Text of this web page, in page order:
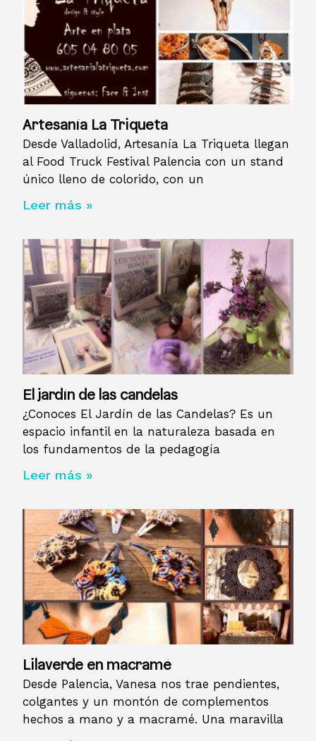
Artesanía La Triqueta
Desde Valladolid, Artesanía La Triqueta llegan
al Food Truck Festival Palencia con un stand
único lleno de colorido, con un
Leer más »
El jardín de las candelas
¿Conoces El Jardín de las Candelas? Es un
espacio infantil en la naturaleza basada en
los fundamentos de la pedagogía
Leer más »
Lilaverde en macramé
Desde Palencia, Vanesa nos trae pendientes,
colgantes y un montón de complementos
hechos a mano y a macramé. Una maravilla